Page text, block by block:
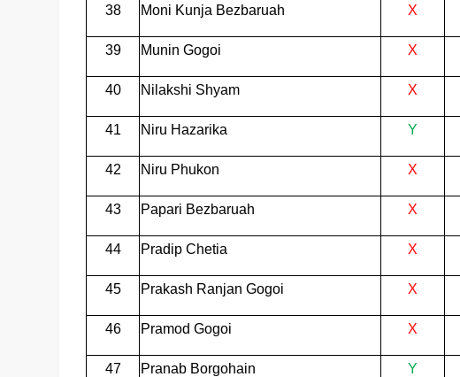
38 Moni Kunja Bezbaruah X
39 Munin Gogoi X
40 Nilakshi Shyam X
41 Niru Hazarika Y
42 Niru Phukon X
43 Papari Bezbaruah X
44 Pradip Chetia X
45 Prakash Ranjan Gogoi X
46 Pramod Gogoi X
47 Pranab Borgohain Y